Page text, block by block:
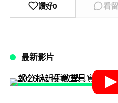
讚好0 看
最新影片